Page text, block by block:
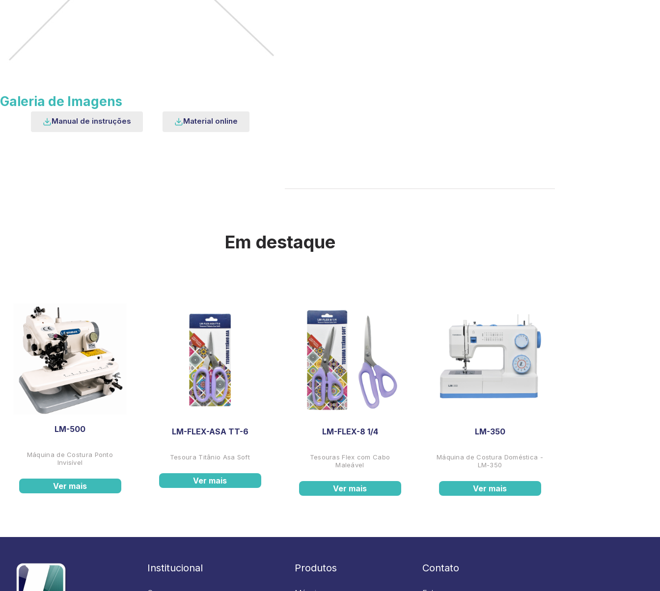
Galeria de Imagens
Manual de instruções Material online
Em destaque
LM-500
Máquina de Costura Ponto
Invisível
Ver mais
LM-FLEX-ASA TT-6
Tesoura Titânio Asa Soft
Ver mais
LM-FLEX-8 1/4
Tesouras Flex com Cabo
Maleável
Ver mais
LM-350
Máquina de Costura Doméstica -
LM-350
Ver mais
Institucional Produtos Contato